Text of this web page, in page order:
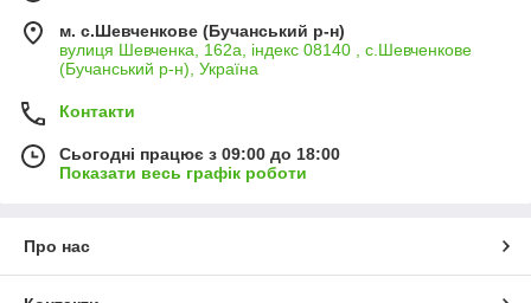
м. с.Шевченкове (Бучанський р-н)
вулиця Шевченка, 162а, індекс 08140 , с.Шевченкове
(Бучанський р-н), Україна
Контакти
Сьогодні працює з 09:00 до 18:00
Показати весь графік роботи
Про нас